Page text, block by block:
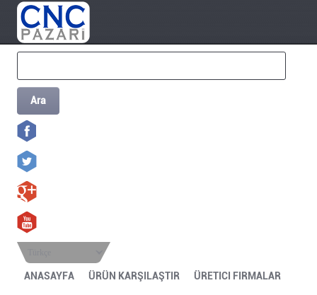
Ara
ANASAYFA ÜRÜN KARŞILAŞTIR ÜRETICI FIRMALAR